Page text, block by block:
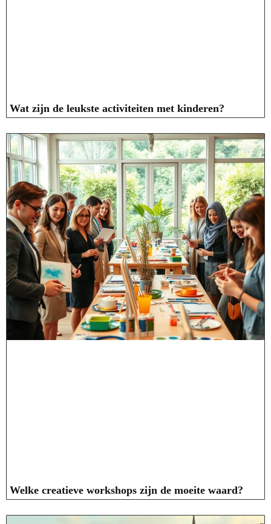
Wat zijn de leukste activiteiten met kinderen?
Welke creatieve workshops zijn de moeite waard?